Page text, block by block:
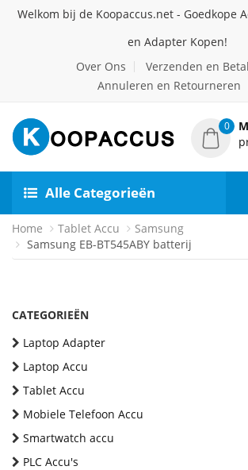
Welkom bij de Koopaccus.net - Goedkope
en Adapter Kopen!
Over Ons
Verzenden en
Annuleren en Retourneren
0
Alle Categorieën
Home Tablet Accu
Samsung
Samsung EB-BT545ABY batterij
CATEGORIEËN
Laptop Adapter
Laptop Accu
Tablet Accu
Mobiele Telefoon Accu
Smartwatch accu
PLC Accu's